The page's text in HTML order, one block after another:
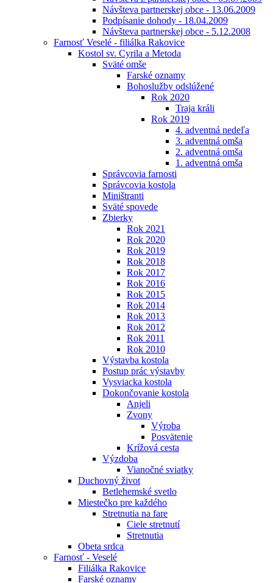
Návšteva partnerskej obce - 13.06.2009
Podpísanie dohody - 18.04.2009
Návšteva partnerskej obce - 5.12.2008
Farnosť Veselé - filiálka Rakovice
Kostol sv. Cyrila a Metoda
Sväté omše
Farské oznamy
Bohoslužby odslúžené
Rok 2020
Traja králi
Rok 2019
4. adventná nedeľa
3. adventná omša
2. adventná omša
1. adventná omša
Správcovia farnosti
Správcovia kostola
Miništranti
Sväté spovede
Zbierky
Rok 2021
Rok 2020
Rok 2019
Rok 2018
Rok 2017
Rok 2016
Rok 2015
Rok 2014
Rok 2013
Rok 2012
Rok 2011
Rok 2010
Výstavba kostola
Postup prác výstavby
Vysviacka kostola
Dokončovanie kostola
Anjeli
Zvony
Výroba
Posvätenie
Krížová cesta
Výzdoba
Vianočné sviatky
Duchovný život
Betlehemské svetlo
Miestečko pre každého
Stretnutia na fare
Ciele stretnutí
Stretnutia
Obeta srdca
Farnosť - Veselé
Filiálka Rakovice
Farské oznamy